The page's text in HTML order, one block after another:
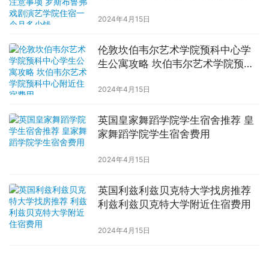
2024年4月15日
伦敦坎伯韦尔艺术学院预科中心学
生公寓攻略 坎伯韦尔艺术学院预科
2024年4月15日
英国皇家舞蹈学院学生宿舍推荐 皇
家舞蹈学院学生宿舍费用
2024年4月15日
英国利兹利兹贝克特大学找房推荐
利兹利兹贝克特大学附近住宿费用
2024年4月15日